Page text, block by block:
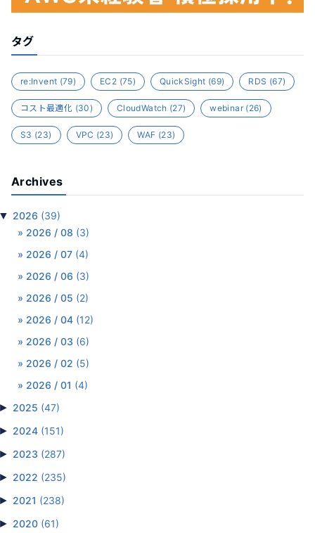
タグ
re:Invent (79) EC2 (75) QuickSight (69) RDS (67)
コスト最適化 (30) CloudWatch (27) webinar(26)
S3 (23) VPC (23) WAF (23)
Archives
2026 (39)
2026 / 08 (3)
2026 / 07 (4)
2026 / 06 (3)
2026 / 05 (2)
2026 / 04 (12)
2026 / 03 (6)
2026 / 02 (5)
2026 / 01 (4)
2025 (47)
2024 (151)
2023 (287)
2022 (235)
2021 (238)
2020 (61)